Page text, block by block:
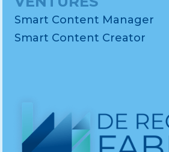
Smart Content Manager
Smart Content Creator